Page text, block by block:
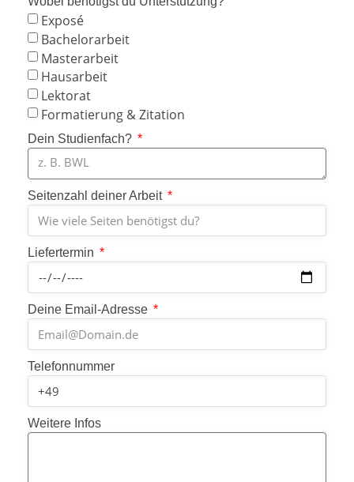
Exposé
Bachelorarbeit
Masterarbeit
Hausarbeit
Lektorat
Formatierung & Zitation
Dein Studienfach?
Seitenzahl deiner Arbeit
Liefertermin
Deine Email-Adresse
Telefonnummer
Weitere Infos